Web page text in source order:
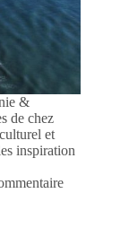
&
de chez
et
inspiration